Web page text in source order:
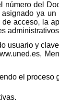
del
ya
acceso, la
usuario y
el proceso